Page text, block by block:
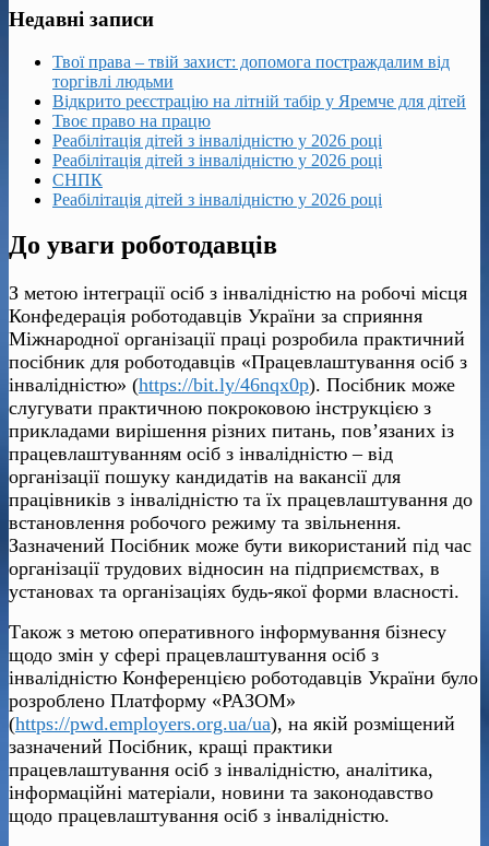
Недавні записи
Твої права – твій захист: допомога постраждалим від
торгівлі людьми
Відкрито реєстрацію на літній табір у Яремче для дітей
Твоє право на працю
Реабілітація дітей з інвалідністю у 2026 році
Реабілітація дітей з інвалідністю у 2026 році
СНПК
Реабілітація дітей з інвалідністю у 2026 році
До уваги роботодавців
З метою інтеграції осіб з інвалідністю на робочі місця
Конфедерація роботодавців України за сприяння
Міжнародної організації праці розробила практичний
посібник для роботодавців «Працевлаштування осіб з
інвалідністю» (https://bit.ly/46nqx0p). Посібник може
слугувати практичною покроковою інструкцією з
прикладами вирішення різних питань, пов’язаних із
працевлаштуванням осіб з інвалідністю – від
організації пошуку кандидатів на вакансії для
працівників з інвалідністю та їх працевлаштування до
встановлення робочого режиму та звільнення.
Зазначений Посібник може бути використаний під час
організації трудових відносин на підприємствах, в
установах та організаціях будь-якої форми власності.
Також з метою оперативного інформування бізнесу
щодо змін у сфері працевлаштування осіб з
інвалідністю Конференцією роботодавців України було
розроблено Платформу «РАЗОМ»
(https://pwd.employers.org.ua/ua), на якій розміщений
зазначений Посібник, кращі практики
працевлаштування осіб з інвалідністю, аналітика,
інформаційні матеріали, новини та законодавство
щодо працевлаштування осіб з інвалідністю.